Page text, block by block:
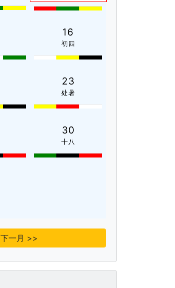
16
初四
23
处暑
30
十八
下一月 >>